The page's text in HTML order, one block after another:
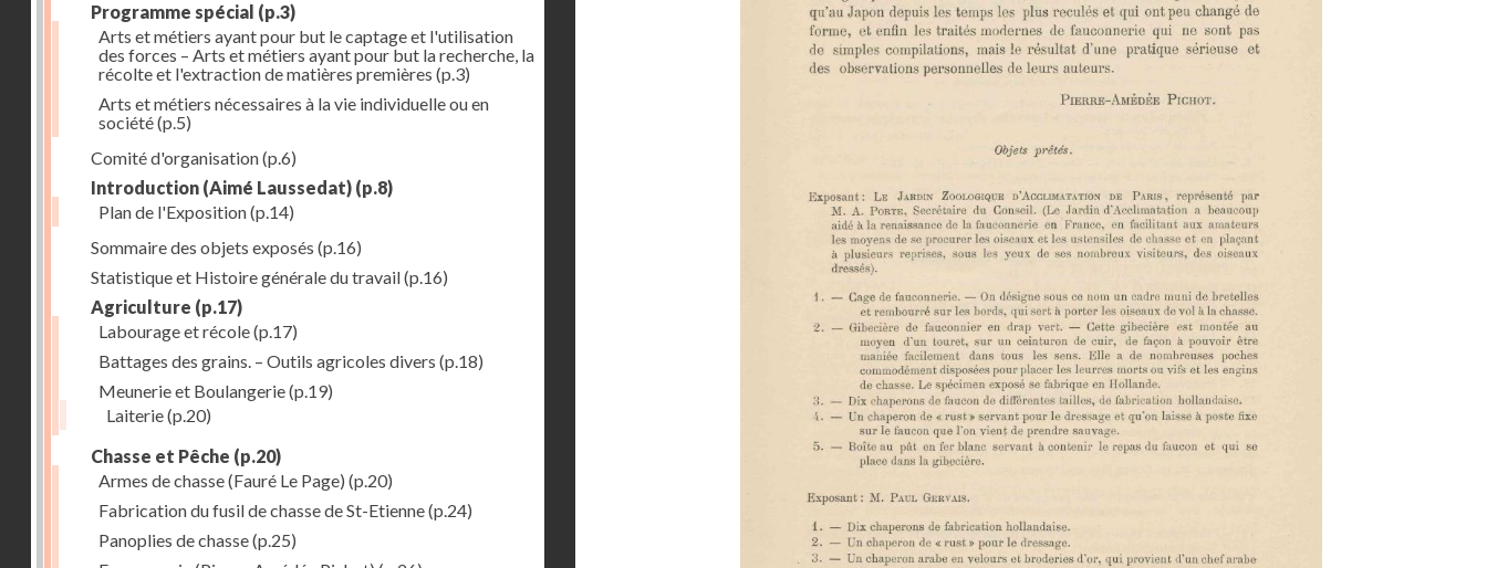
Programme spécial (p.3)
Arts et métiers ayant pour but le captage et l'utilisation
des forces – Arts et métiers ayant pour but la recherche, la
récolte et l'extraction de matières premières (p.3)
Arts et métiers nécessaires à la vie individuelle ou en
société(p.5)
Comité d'organisation(p.6)
Introduction (Aimé Laussedat) (p.8)
Plan de l'Exposition(p.14)
Sommaire des objets exposés (p.16)
Statistique et Histoire générale du travail(p.16)
Agriculture (p.17)
Labourage et récole(p.17)
Battages des grains. – Outils agricoles divers (p.18)
Meunerie et Boulangerie(p.19)
Laiterie(p.20)
Chasse et Pêche (p.20)
Armes de chasse (Fauré Le Page) (p.20)
Fabrication du fusil de chasse de St-Etienne(p.24)
Panoplies de chasse(p.25)